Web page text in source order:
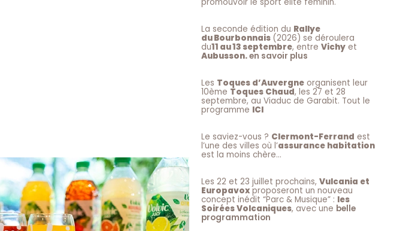
La seconde édition du Rallye
du Bourbonnais (2026) se déroulera
du11 au 13 septembre, entre Vichy et
Aubusson.en savoir plus
Les Toques d’Auvergne organisent leur
10ème Toques Chaud, les 27 et 28
septembre, au Viaduc de Garabit. Tout le
programme ICI
Le saviez-vous ? Clermont-Ferrand est
l’une des villes où l’assurance habitation
est la moins chère…
Les 22 et 23 juillet prochains, Vulcania et
Europavox proposeront un nouveau
concept inédit “Parc & Musique” : les
Soirées Volcaniques, avec une belle
programmation